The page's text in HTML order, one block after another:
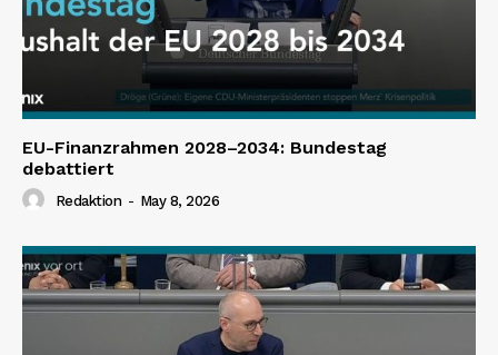
EU-Finanzrahmen 2028–2034: Bundestag
debattiert
Redaktion - May 8, 2026